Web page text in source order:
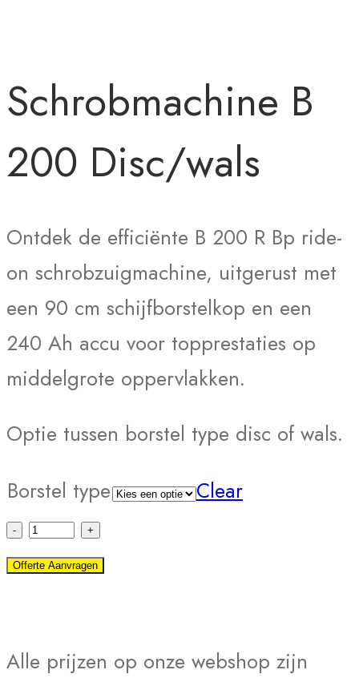
Schrobmachine B
200 Disc/wals
Ontdek de efficiënte B 200 R Bp ride-
on schrobzuigmachine, uitgerust met
een 90 cm schijfborstelkop en een
240 Ah accu voor topprestaties op
middelgrote oppervlakken.
Optie tussen borstel type disc of wals.
Borstel type
Clear
Schrobmachine
B
quantity
Offerte Aanvragen
Alle prijzen op onze webshop zijn